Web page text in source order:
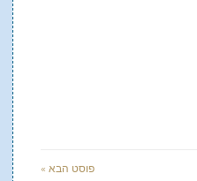
פוסט הבא »